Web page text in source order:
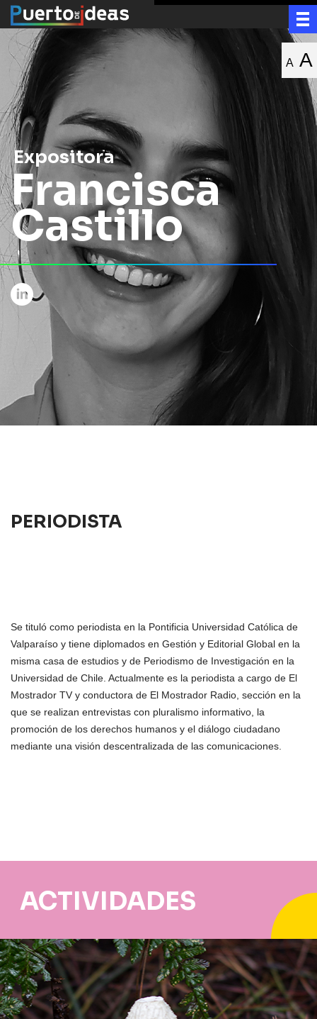
A A
Expositora
Francisca
Castillo
PERIODISTA
Se tituló como periodista en la Pontificia Universidad Católica de
Valparaíso y tiene diplomados en Gestión y Editorial Global en la
misma casa de estudios y de Periodismo de Investigación en la
Universidad de Chile. Actualmente es la periodista a cargo de El
Mostrador TV y conductora de El Mostrador Radio, sección en la
que se realizan entrevistas con pluralismo informativo, la
promoción de los derechos humanos y el diálogo ciudadano
mediante una visión descentralizada de las comunicaciones.
ACTIVIDADES